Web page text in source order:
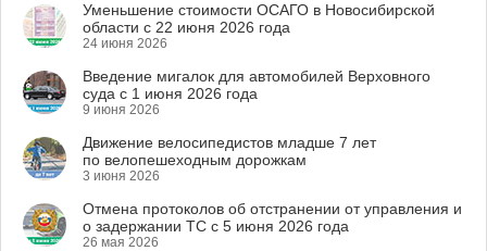
Уменьшение стоимости ОСАГО в Новосибирской
области с 22 июня 2026 года
24 июня 2026
Введение мигалок для автомобилей Верховного
суда с 1 июня 2026 года
9 июня 2026
Движение велосипедистов младше 7 лет
по велопешеходным дорожкам
3 июня 2026
Отмена протоколов об отстранении от управления и
о задержании ТС с 5 июня 2026 года
26 мая 2026